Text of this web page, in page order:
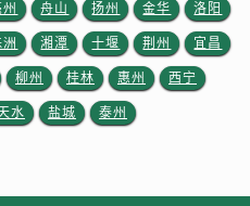
山东省德州市德城区东风中路劳力士售后服务中心（需提前预约）
山东省东营市东营区济南路劳力士售后服务中心（需提前预约）
山东省济南市历下区经十路11111号华润中心写字楼（万象城）15层1508室劳力士售后服务中心（需提前预约）
山东省日照市东港区烟台路劳力士售后服务中心（需提前预约）
舟山 扬州 金华 洛阳
湘潭 十堰 荆州 宜昌
柳州 桂林 惠州 西宁
水 盐城 泰州